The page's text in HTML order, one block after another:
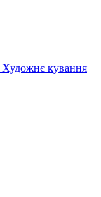
Художнє кування